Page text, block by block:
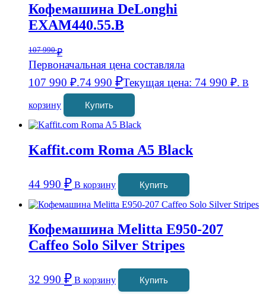
Кофемашина DeLonghi
EXAM440.55.B
107 990₽
Первоначальная цена составляла
107 990 ₽.74 990 ₽Текущая цена: 74 990 ₽. В
корзину Купить
Kaffit.com Roma A5 Black
44 990 ₽ В корзину Купить
Кофемашина Melitta E950-207
Caffeo Solo Silver Stripes
32 990 ₽ В корзину
Купить